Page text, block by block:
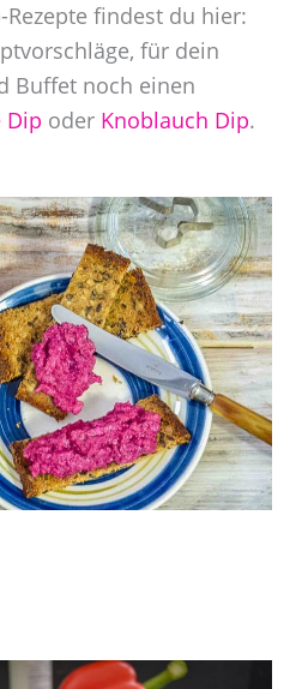
findest du hier:
für dein
Buffet noch einen
Dip oder Knoblauch Dip.